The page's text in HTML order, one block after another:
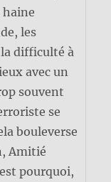
haine
les
difficulté à
avec un
souvent
se
bouleverse
Amitié
pourquoi,